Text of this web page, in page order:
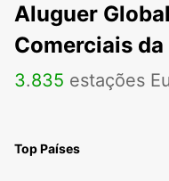
Aluguer
Comerciais
3.835 estações
Top Países